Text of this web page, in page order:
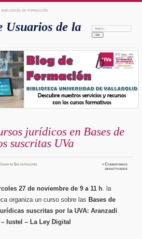
BIBLIOGUÍA DE FORMACIÓN
Usuarios de la
Search:
jurídicos en Bases de
suscritas UVa
inSin categoría ≈Comentarios
desactivadosen
27 de noviembre de 9 a 11 h. la
organiza un curso sobre las Bases de
suscritas por la UVA: Aranzadi
Iustel – La Ley Digital